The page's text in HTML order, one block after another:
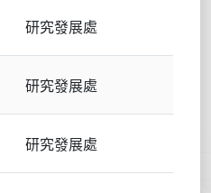
研究發展處
研究發展處
研究發展處